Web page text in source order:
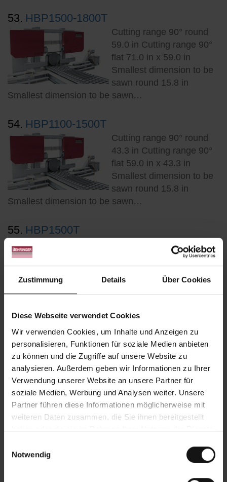
Zustimmung Details Über Cookies
Diese Webseite verwendet Cookies
Wir verwenden Cookies, um Inhalte und Anzeigen zu
personalisieren, Funktionen für soziale Medien anbieten
zu können und die Zugriffe auf unsere Website zu
analysieren. Außerdem geben wir Informationen zu Ihrer
Verwendung unserer Website an unsere Partner für
soziale Medien, Werbung und Analysen weiter. Unsere
Partner führen diese Informationen möglicherweise mit
weiteren Daten zusammen, die Sie ihnen bereitgestellt
haben oder die sie im Rahmen Ihrer Nutzung der Dienste
Notwendig
53. HBP1500-1800T
Cutting range 90° round
59.0 in Cutting range 90°
flat 71.0 in x 59.0 in
Smallest dimension to be
sawn round 15.8 in
Smallest dimension to be sawn…
54. HBP1100-1500T
Cutting range 90° round
43.3 in Cutting range 90°
flat 59.0 in x 43.3 in
Smallest dimension to be
sawn round 15.8 in
Smallest dimension to be sawn…
55. HBP1500T
Cutting range 90° round
59.0 in Cutting range 90°
flat 59.0 in x 59.0 in
Smallest dimension to be
sawn round 15.8 in
56. HBP1100T
Cutting range 90° round
flat 43.3 in x 43.3 in
Smallest dimension to be
sawn round 4.0 in
Smallest dimension to be sawn…
Cutting range 90° round